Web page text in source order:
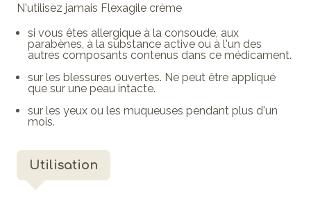
N'utilisez jamais Flexagile crème
si vous êtes allergique à la consoude, aux
parabènes, à la substance active ou à l'un des
autres composants contenus dans ce médicament.
sur les blessures ouvertes. Ne peut être appliqué
que sur une peau intacte.
sur les yeux ou les muqueuses pendant plus d'un
mois.
Utilisation